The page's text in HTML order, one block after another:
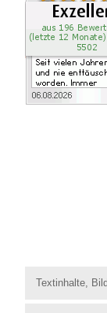
Textinhalte,